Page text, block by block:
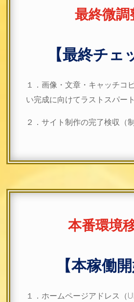
最終微調
【最終チェ
１．画像・文章・キャッチコ
い完成に向けてラストスパー
２．サイト制作の完了検収（
本番環境
【本稼働開
１．ホームページアドレス（